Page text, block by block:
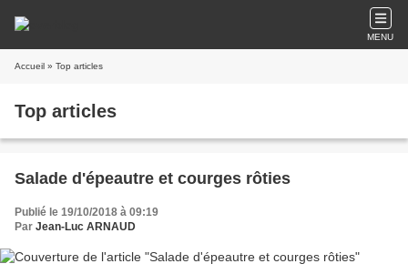
MENU
Accueil » Top articles
Top articles
Salade d'épeautre et courges rôties
Publié le 19/10/2018 à 09:19
Par Jean-Luc ARNAUD